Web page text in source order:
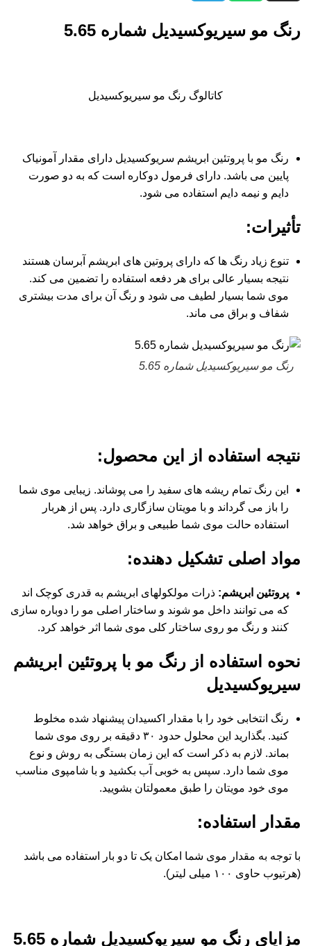
رنگ مو سیریوکسیدیل شماره 5.65
کاتالوگ رنگ مو سیریوکسیدیل
رنگ مو با پروتئین ابریشم سریوکسیدیل دارای مقدار آمونیاک
پایین می باشد. دارای فرمول دوکاره است که به دو صورت
دایم و نیمه دایم استفاده می شود.
تأثیرات:
تنوع زیاد رنگ ها که دارای پروتین های ابریشم آبرسان هستند
نتیجه بسیار عالی برای هر دفعه استفاده را تضمین می کند.
موی شما بسیار لطیف می شود و رنگ آن برای مدت بیشتری
شفاف و براق می ماند.
رنگ مو سیریوکسیدیل شماره 5.65
نتیجه استفاده از این محصول:
این رنگ تمام ریشه های سفید را می پوشاند. زیبایی موی شما
را باز می گرداند و با مویتان سازگاری دارد. پس از هربار
استفاده حالت موی شما طبیعی و براق خواهد شد.
مواد اصلی تشکیل دهنده:
پروتئین ابریشم: ذرات مولکولهای ابریشم به قدری کوچک اند
که می توانند داخل مو شوند و ساختار اصلی مو را دوباره سازی
کنند و رنگ مو روی ساختار کلی موی شما اثر خواهد کرد.
نحوه استفاده از رنگ مو با پروتئین ابریشم
سیریوکسیدیل
رنگ انتخابی خود را با مقدار اکسیدان پیشنهاد شده مخلوط
کنید. بگذارید این محلول حدود ۳۰ دقیقه بر روی موی شما
بماند. لازم به ذکر است که این زمان بستگی به روش و نوع
موی شما دارد. سپس به خوبی آب بکشید و با شامپوی مناسب
موی خود مویتان را طبق معمولتان بشویید.
مقدار استفاده:
با توجه به مقدار موی شما امکان یک تا دو بار استفاده می باشد
(هرتیوب حاوی ۱۰۰ میلی لیتر).
مزایای رنگ مو سیریوکسیدیل شماره 5.65